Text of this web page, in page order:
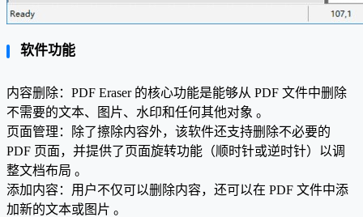
软件功能
内容删除：PDF Eraser 的核心功能是能够从 PDF 文件中删除
不需要的文本、图片、水印和任何其他对象 。
页面管理：除了擦除内容外，该软件还支持删除不必要的
PDF 页面，并提供了页面旋转功能（顺时针或逆时针）以调
整文档布局 。
添加内容：用户不仅可以删除内容，还可以在 PDF 文件中添
加新的文本或图片 。